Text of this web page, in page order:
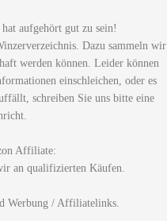
aufgehört gut zu sein!
Dazu sammeln wir
werden können. Leider können
einschleichen, oder es
schreiben Sie uns bitte eine
Affiliate:
an qualifizierten Käufen.
Werbung / Affiliatelinks.